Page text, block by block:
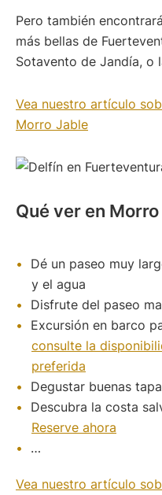
Pero también
más bellas de
Sotavento de Jandía, o
Vea nuestro artículo
Morro Jable
Qué ver en
Dé un paseo muy
y el agua
Disfrute del paseo
Excursión en barco
consulte la
preferida
Degustar buenas
Descubra la costa
Reserve ahora
…
Vea nuestro artículo